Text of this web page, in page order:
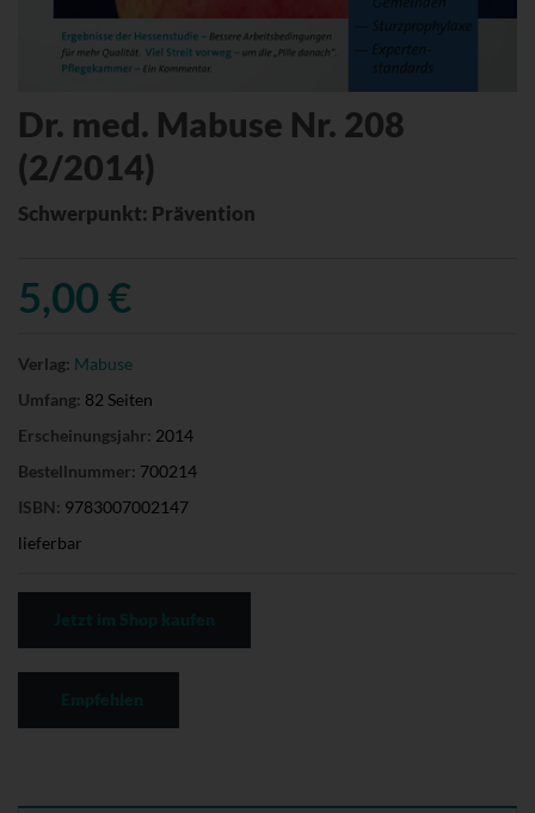
Dr. med. Mabuse Nr. 208
(2/2014)
Schwerpunkt: Prävention
5,00 €
Verlag: Mabuse
Umfang: 82 Seiten
Erscheinungsjahr: 2014
Bestellnummer: 700214
ISBN: 9783007002147
lieferbar